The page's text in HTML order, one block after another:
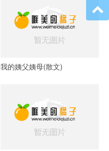
我的姨父姨母(散文)